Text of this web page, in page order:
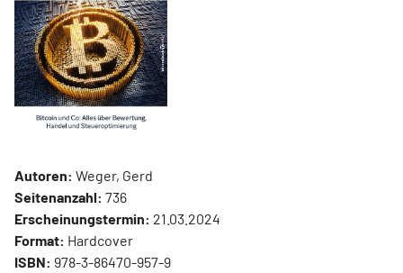
Autoren: Weger, Gerd
Seitenanzahl: 736
Erscheinungstermin: 21.03.2024
Format: Hardcover
ISBN: 978-3-86470-957-9